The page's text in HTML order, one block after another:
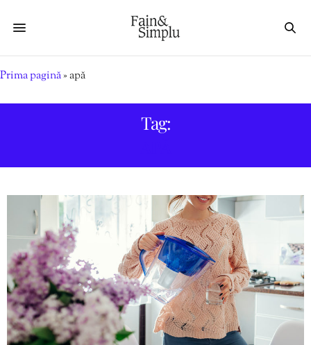
Prima pagină»apă
Tag: